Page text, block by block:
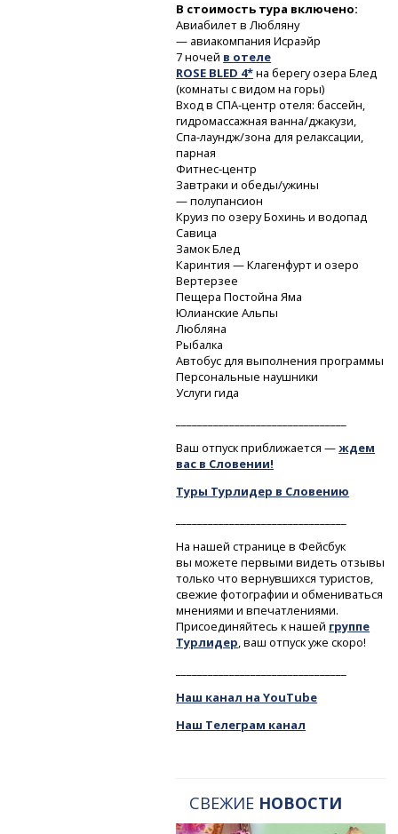
В стоимость тура включено:
Авиабилет в Любляну
— авиакомпания Исраэйр
7 ночей в отеле
ROSE BLED 4*на берегу озера Блед
(комнаты с видом на горы)
Входв СПА-центр отеля: бассейн,
гидромассажная ванна/джакузи,
Спа-лаундж/зона для релаксации,
парная
Фитнес-центр
Завтраки и обеды/ужины
— полупансион
Круиз по озеру Бохинь и водопад
Савица
Замок Блед
Каринтия — Клагенфурт и озеро
Вертерзее
Пещера Постойна Яма
Юлианские Альпы
Любляна
Рыбалка
Автобус для выполнения программы
Персональные наушники
Услуги гида
Ваш отпуск приближается —ждем
вас в Словении!
Туры Турлидер в Словению
На нашей странице в Фейсбук
вы можете первыми видеть отзывы
только что вернувшихся туристов,
свежие фотографии и обмениваться
мнениями и впечатлениями.
Присоединяйтесь к нашей группе
Турлидер, ваш отпуск уже скоро!
Наш канал на YouTube
Наш Телеграм канал
СВЕЖИЕ НОВОСТИ